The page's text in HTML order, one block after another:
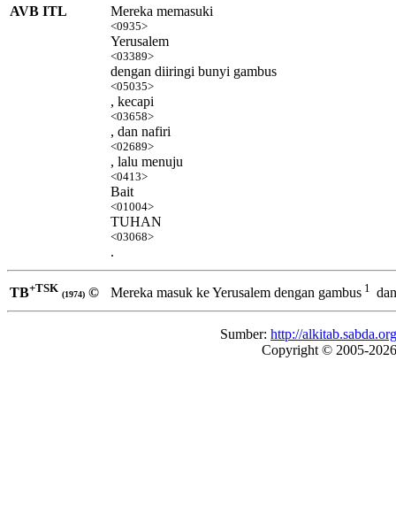
AVB ITL
Mereka memasuki
<0935>
Yerusalem
<03389>
dengan diiringi bunyi gambus
<05035>
, kecapi
<03658>
, dan nafiri
<02689>
, lalu menuju
<0413>
Bait
<01004>
TUHAN
<03068>
.
TB+TSK (1974) © Mereka masuk ke Yerusalem dengan gambus 1
Sumber: http://
Copyright © 2005-